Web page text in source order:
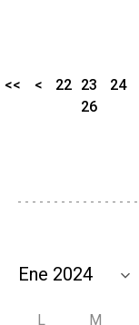
<< < 22 23 24
26
L M